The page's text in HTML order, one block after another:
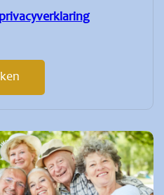
privacyverklaring